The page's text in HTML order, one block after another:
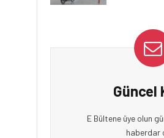
Güncel
E Bültene üye olun
haberdar